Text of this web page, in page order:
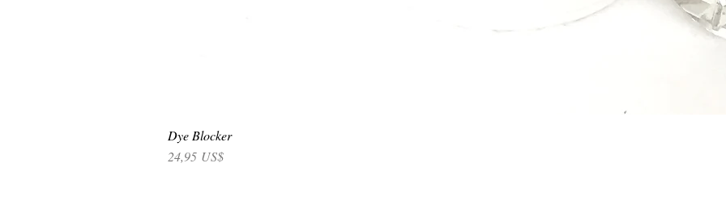
Dye Blocker
Precio
24,95 US$